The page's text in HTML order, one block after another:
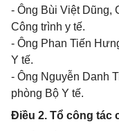
- Ông Bùi Việt Dũng,
Công trình y tế.
- Ông Phan Tiến
Y tế.
- Ông Nguyễn Danh
phòng Bộ Y tế.
Điều 2. Tổ công tác